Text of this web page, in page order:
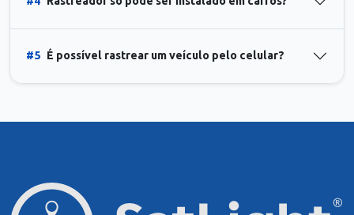
#5 É possível rastrear um veículo pelo celular?